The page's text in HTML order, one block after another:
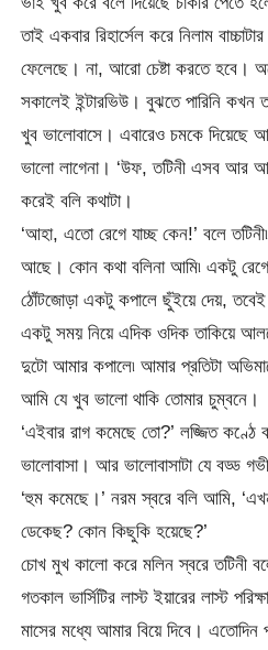
তাই একবার রিহার্সেল করে নিলাম
ফেলেছে। না, আরো চেষ্টা করতে হবে।
সকালেই ইন্টারভিউ। বুঝতে পারিনি কখন
খুব ভালোবাসে। এবারেও চমকে
ভালো লাগেনা। ‘উফ, তটিনী এসব আর
করেই বলি কথাটা।
‘আহা, এতো রেগে যাচ্ছ কেন!’ বলে
আছে। কোন কথা বলিনা আমি৷ একটু রেগে
ঠোঁটজোড়া একটু কপালে ছুঁইয়ে দেয়, তবেই
একটু সময় নিয়ে এদিক ওদিক তাকিয়ে
দুটো আমার কপালে৷ আমার প্রতিটা
আমি যে খুব ভালো থাকি তোমার চুম্বনে।
‘এইবার রাগ কমেছে তো?’ লজ্জিত কণ্ঠে
ভালোবাসা। আর ভালোবাসাটা যে বড্ড
‘হুম কমেছে।’ নরম স্বরে বলি আমি,
ডেকেছ? কোন কিছুকি হয়েছে?’
চোখ মুখ কালো করে মলিন স্বরে তটিনী
গতকাল ভার্সিটির লাস্ট ইয়ারের লাস্ট
মাসের মধ্যে আমার বিয়ে দিবে।